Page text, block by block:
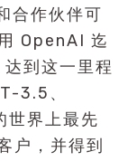
合作伙伴可
OpenAI 迄
到这一里程
3.5、
界上最先
户，并得到